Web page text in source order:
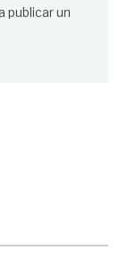
publicar un